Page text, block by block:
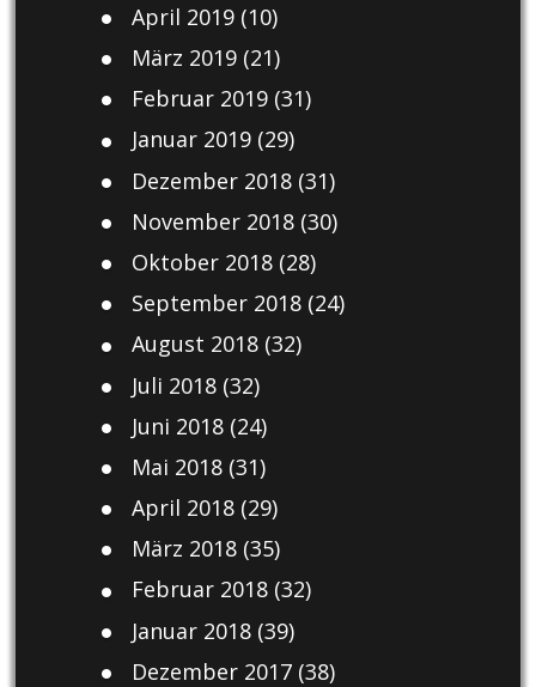
April 2019(10)
März 2019(21)
Februar 2019(31)
Januar 2019(29)
Dezember 2018(31)
November 2018(30)
Oktober 2018(28)
September 2018(24)
August 2018(32)
Juli 2018(32)
Juni 2018(24)
Mai 2018(31)
April 2018(29)
März 2018(35)
Februar 2018(32)
Januar 2018(39)
Dezember 2017(38)